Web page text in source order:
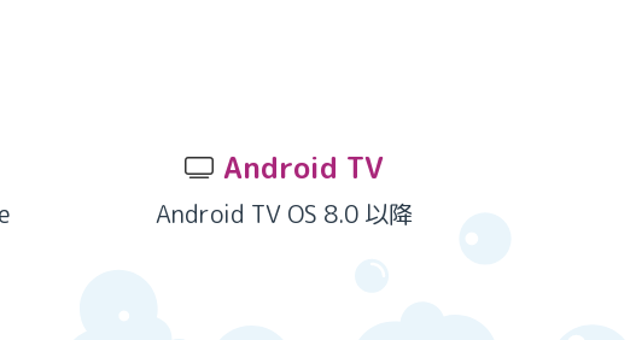
Android TV
Android TV OS 8.0 以降